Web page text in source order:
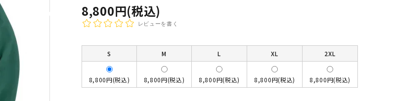
8,800円(税込)
レビューを書く
S M L XL 2XL
8,800円(税込) 8,800円(税込) 8,800円(税込) 8,800円(税込) 8,800円(税込)